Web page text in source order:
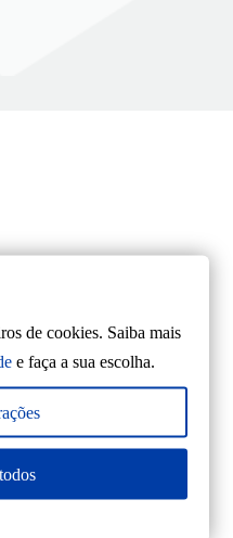
de cookies. Saiba mais
e faça a sua escolha.